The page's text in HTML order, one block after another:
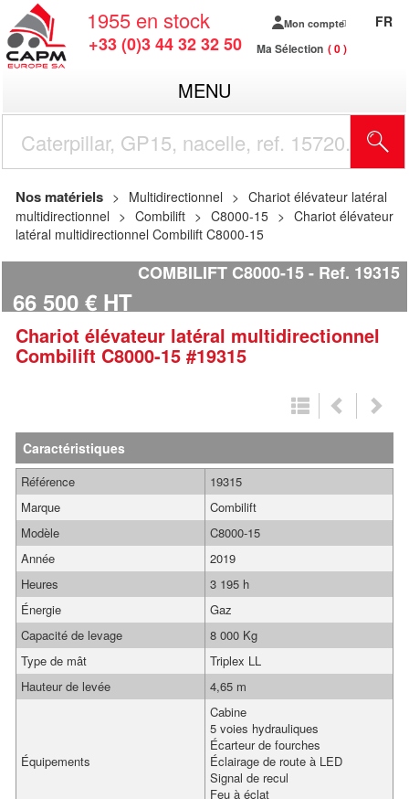
1955 en stock
+33 (0)3 44 32 32 50
Mon compte
Ma Sélection 0
FR
MENU
Nos matériels Multidirectionnel
Chariot élévateur latéral
multidirectionnel
Combilift C8000-15
Chariot élévateur
latéral multidirectionnel Combilift C8000-15
COMBILIFT C8000-15 Ref. 19315
66 500 € HT
Chariot élévateur latéral multidirectionnel
Combilift C8000-15 #19315
Caractéristiques
Référence
19315
Marque
Combilift
Modèle
C8000-15
Année
2019
Heures
3 195 h
Énergie
Gaz
Capacité de levage
8 000 Kg
Type de mât
Triplex LL
Hauteur de levée
4,65 m
Équipements
Cabine
5 voies hydrauliques
Écarteur de fourches
Éclairage de route à LED
Signal de recul
Feu à éclat